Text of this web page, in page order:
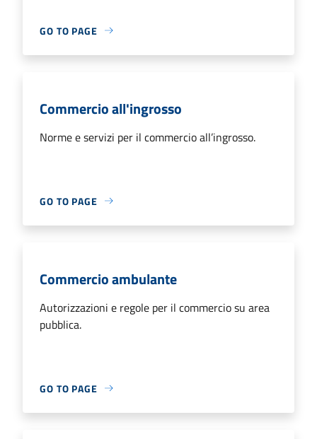
GO TO PAGE
Commercio all'ingrosso
Norme e servizi per il commercio all’ingrosso.
GO TO PAGE
Commercio ambulante
Autorizzazioni e regole per il commercio su area
pubblica.
GO TO PAGE